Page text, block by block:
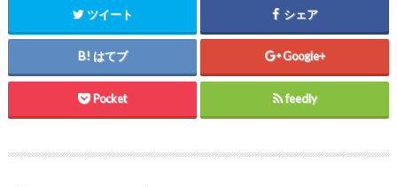
ツイート シェア
はてブ Google+
Pocket feedly